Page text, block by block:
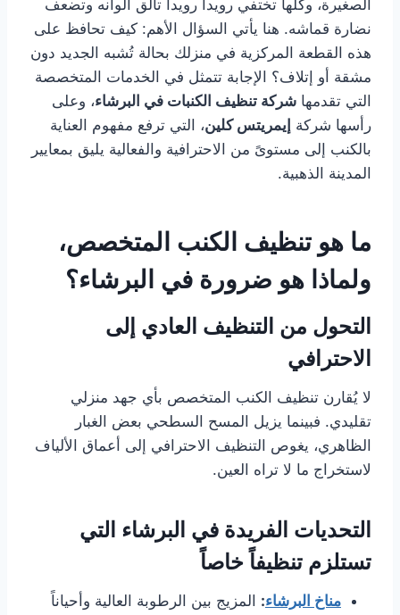
الصغيرة، وكلها تختفي رويداً رويداً تألق ألوانه وتضعف
نضارة قماشه. هنا يأتي السؤال الأهم: كيف تحافظ على
هذه القطعة المركزية في منزلك بحالة تُشبه الجديد دون
مشقة أو إتلاف؟ الإجابة تتمثل في الخدمات المتخصصة
التي تقدمها شركة تنظيف الكنبات في البرشاء، وعلى
رأسها شركة إيمريتس كلين، التي ترفع مفهوم العناية
بالكنب إلى مستوىً من الاحترافية والفعالية يليق بمعايير
المدينة الذهبية.
ما هو تنظيف الكنب المتخصص،
ولماذا هو ضرورة في البرشاء؟
التحول من التنظيف العادي إلى
الاحترافي
لا يُقارن تنظيف الكنب المتخصص بأي جهد منزلي
تقليدي. فبينما يزيل المسح السطحي بعض الغبار
الظاهري، يغوص التنظيف الاحترافي إلى أعماق الألياف
لاستخراج ما لا تراه العين.
التحديات الفريدة في البرشاء التي
تستلزم تنظيفاً خاصاً
مناخ البرشاء: المزيج بين الرطوبة العالية وأحياناً